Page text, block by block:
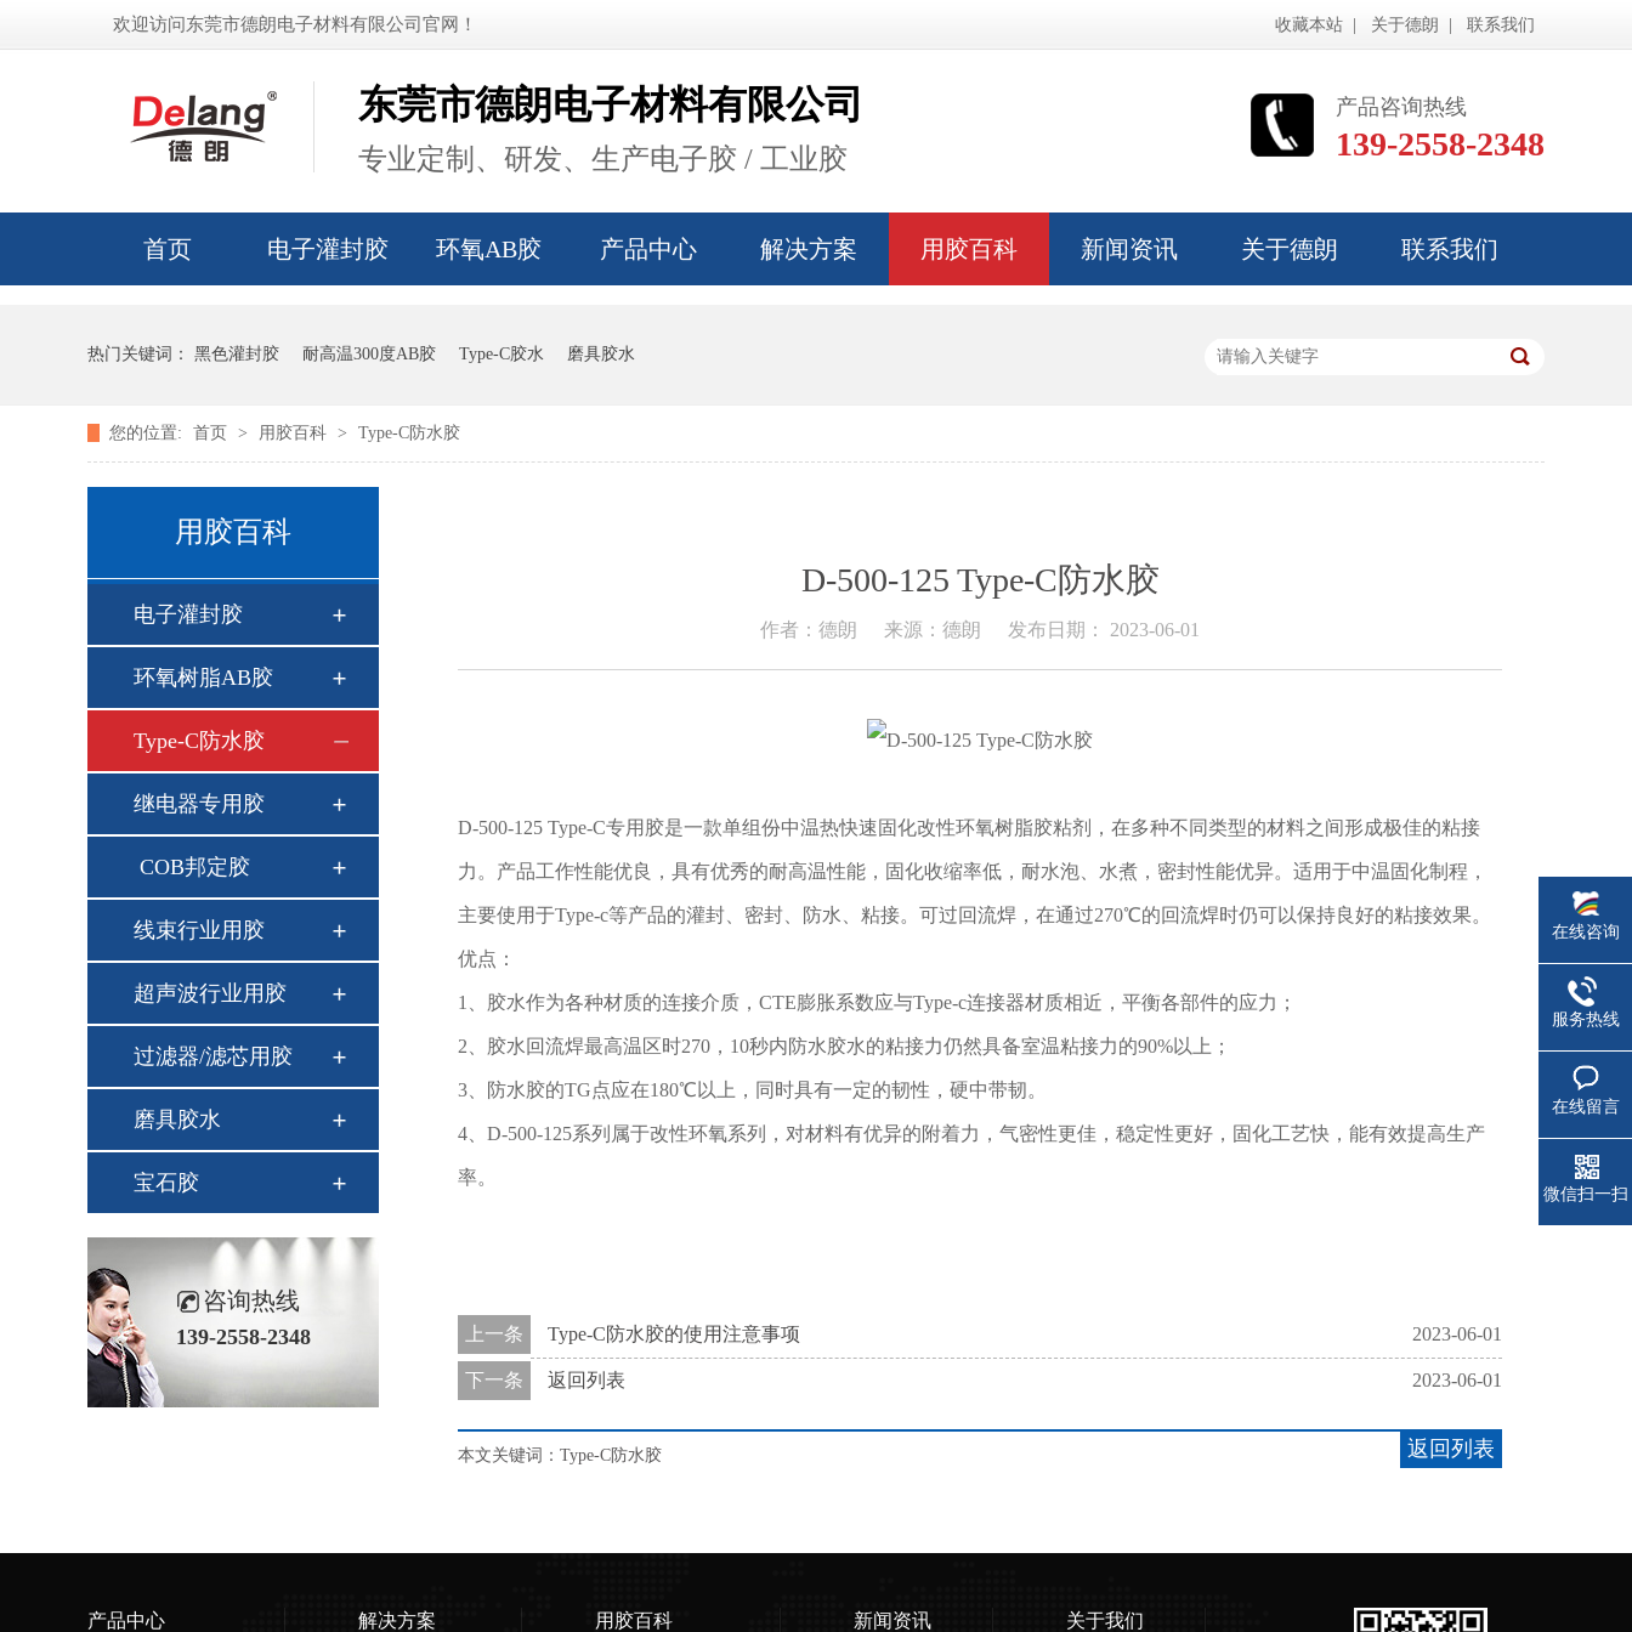
欢迎访问东莞市德朗电子材料有限公司官网！ 收藏本站 | 关于德朗 | 联系我们
东莞市德朗电子材料有限公司
专业定制、研发、生产电子胶 / 工业胶
产品咨询热线
139-2558-2348
首页 电子灌封胶 环氧AB胶 产品中心 解决方案 用胶百科 新闻资讯 关于德朗 联系我们
热门关键词： 黑色灌封胶 耐高温300度AB胶 Type-C胶水 磨具胶水
您的位置: 首页 > 用胶百科 > Type-C防水胶
用胶百科
电子灌封胶
环氧树脂AB胶
Type-C防水胶
继电器专用胶
COB邦定胶
线束行业用胶
超声波行业用胶
过滤器/滤芯用胶
磨具胶水
宝石胶
咨询热线
139-2558-2348
D-500-125 Type-C防水胶
作者：德朗 来源：德朗 发布日期： 2023-06-01
D-500-125 Type-C专用胶是一款单组份中温热快速固化改性环氧树脂胶粘剂，在多种不同类型的材料之间形成极佳的粘接
力。产品工作性能优良，具有优秀的耐高温性能，固化收缩率低，耐水泡、水煮，密封性能优异。适用于中温固化制程，
主要使用于Type-c等产品的灌封、密封、防水、粘接。可过回流焊，在通过270℃的回流焊时仍可以保持良好的粘接效果。
优点：
1、胶水作为各种材质的连接介质，CTE膨胀系数应与Type-c连接器材质相近，平衡各部件的应力；
2、胶水回流焊最高温区时270，10秒内防水胶水的粘接力仍然具备室温粘接力的90%以上；
3、防水胶的TG点应在180℃以上，同时具有一定的韧性，硬中带韧。
4、D-500-125系列属于改性环氧系列，对材料有优异的附着力，气密性更佳，稳定性更好，固化工艺快，能有效提高生产
率。
2023-06-01
上一条 Type-C防水胶的使用注意事项
2023-06-01
下一条 返回列表
返回列表
本文关键词：Type-C防水胶
产品中心 解决方案 用胶百科 新闻资讯 关于我们
在线咨询
服务热线
在线留言
微信扫一扫